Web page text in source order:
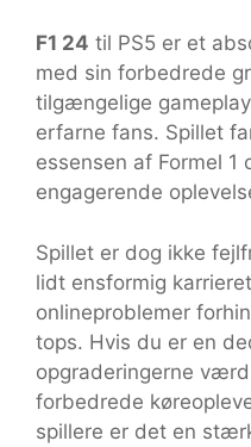
F1 24 til PS5 er et
med sin forbedrede
tilgængelige
erfarne fans. Spillet
essensen af Formel 1
engagerende
Spillet er dog ikke
lidt ensformig
onlineproblemer
tops. Hvis du er en
opgraderingerne
forbedrede
spillere er det en